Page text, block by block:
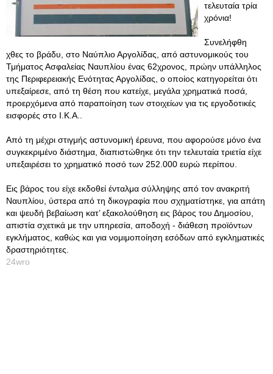
τελευταία τρία
χρόνια!
Συνελήφθη
χθες το βράδυ, στο Ναύπλιο Αργολίδας, από αστυνομικούς του
Τμήματος Ασφαλείας Ναυπλίου ένας 62χρονος, πρώην υπάλληλος
της Περιφερειακής Ενότητας Αργολίδας, ο οποίος κατηγορείται ότι
υπεξαίρεσε, από τη θέση που κατείχε, μεγάλα χρηματικά ποσά,
προερχόμενα από παραποίηση των στοιχείων για τις εργοδοτικές
εισφορές στο Ι.Κ.Α..
Από τη μέχρι στιγμής αστυνομική έρευνα, που αφορούσε μόνο ένα
συγκεκριμένο διάστημα, διαπιστώθηκε ότι την τελευταία τριετία είχε
υπεξαιρέσει το χρηματικό ποσό των 252.000 ευρώ περίπου.
Εις βάρος του είχε εκδοθεί ένταλμα σύλληψης από τον ανακριτή
Ναυπλίου, ύστερα από τη δικογραφία που σχηματίστηκε, για απάτη
και ψευδή βεβαίωση κατ’ εξακολούθηση εις βάρος του Δημοσίου,
απιστία σχετικά με την υπηρεσία, αποδοχή - διάθεση προϊόντων
εγκλήματος, καθώς και για νομιμοποίηση εσόδων από εγκληματικές
δραστηριότητες.
24wro